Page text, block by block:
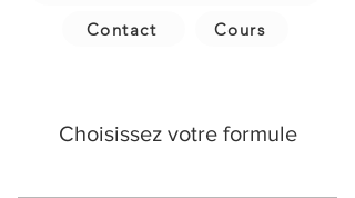
Contact
Cours
Choisissez votre formule